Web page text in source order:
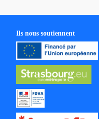
Ils nous soutiennent